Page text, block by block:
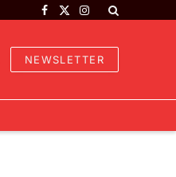
Facebook
X
Instagram
NEWSLETTER